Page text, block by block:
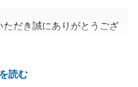
読む
だき誠にありがとうござ
ただけたことが、私も担